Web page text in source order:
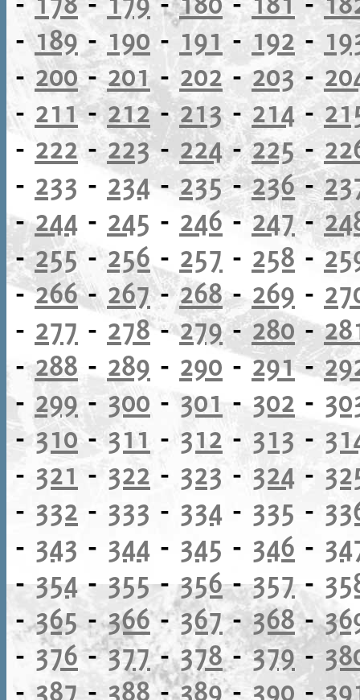
- 189 -190 -191 - 192 -
- 200-201-202 - 203 -
- 211-212-213- 214-
- 222 -223- 224-225-
- 233 - 234-235-236-
-244 - 245 - 246-247-
-255-256 - 257 - 258 -
-266- 267-268- 269 -
- 277 - 278-279-280-
-288 - 289 - 290 -291-
- 299 -300 - 301 - 302 -
- 310-311 - 312 - 313 -
- 321 - 322 - 323 - 324 -
- 332 - 333 - 334 - 335 -
- 343 - 344 - 345 - 346 -
-354 -355-356-357-
-365-366-367-368-
- 376-377-378-379-
- 387 - 388-389- 390 -